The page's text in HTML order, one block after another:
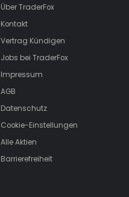
Über TraderFox
Kontakt
Vertrag Kündigen
Jobs bei TraderFox
Impressum
AGB
Datenschutz
Cookie-Einstellungen
Alle Aktien
Barrierefreiheit